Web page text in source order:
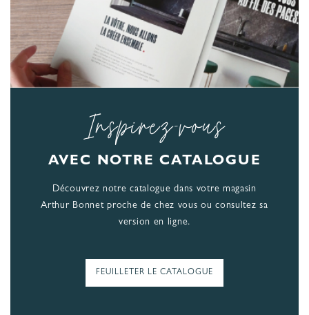
Inspirez-vous
AVEC NOTRE CATALOGUE
Découvrez notre catalogue dans votre magasin
Arthur Bonnet proche de chez vous ou consultez sa
version en ligne.
FEUILLETER LE CATALOGUE